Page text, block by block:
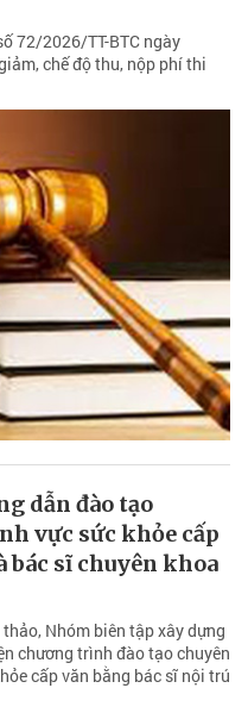
72/2026/TT-BTC ngày
chế độ thu, nộp phí thi
dẫn đào tạo
vực sức khỏe cấp
bác sĩ chuyên khoa
Nhóm biên tập xây dựng
chương trình đào tạo chuyên
cấp văn bằng bác sĩ nội trú